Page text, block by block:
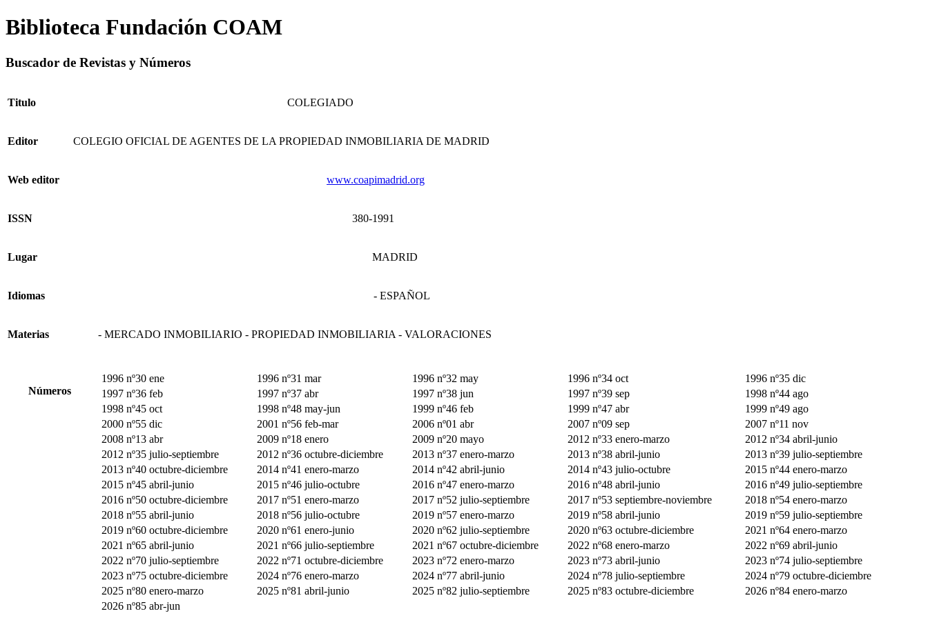
Biblioteca Fundación COAM
Buscador de Revistas y Números
Titulo COLEGIADO
Editor COLEGIO OFICIAL DE AGENTES DE LA PROPIEDAD INMOBILIARIA DE MADRID
Web editor www.coapimadrid.org
ISSN 380-1991
Lugar MADRID
Idiomas - ESPAÑOL
Materias - MERCADO INMOBILIARIO - PROPIEDAD INMOBILIARIA - VALORACIONES
Números
1996 nº30 ene 1996 nº31 mar 1996 nº32 may 1996 nº34 oct
1996 nº35 dic
1997 nº36 feb
1997 nº37 abr 1997 nº38 jun 1997 nº39 sep
1998 nº44 ago
1998 nº45 oct
1998 nº48 may-jun 1999 nº46 feb 1999 nº47 abr
1999 nº49 ago
2000 nº55 dic
2001 nº56 feb-mar 2006 nº01 abr 2007 nº09 sep
2007 nº11 nov
2008 nº13 abr
2009 nº18 enero 2009 nº20 mayo 2012 nº33 enero-marzo
2012 nº34 abril-junio
2012 nº35 julio-septiembre
2012 nº36 octubre-diciembre 2013 nº37 enero-marzo 2013 nº38 abril-junio
2013 nº39 julio-septiembre
2013 nº40 octubre-diciembre
2014 nº41 enero-marzo 2014 nº42 abril-junio 2014 nº43 julio-octubre
2015 nº44 enero-marzo
2015 nº45 abril-junio
2015 nº46 julio-octubre 2016 nº47 enero-marzo 2016 nº48 abril-junio
2016 nº49 julio-septiembre
2016 nº50 octubre-diciembre
2017 nº51 enero-marzo 2017 nº52 julio-septiembre 2017 nº53 septiembre-noviembre
2018 nº54 enero-marzo
2018 nº55 abril-junio
2018 nº56 julio-octubre 2019 nº57 enero-marzo 2019 nº58 abril-junio
2019 nº59 julio-septiembre
2019 nº60 octubre-diciembre
2020 nº61 enero-junio 2020 nº62 julio-septiembre 2020 nº63 octubre-diciembre
2021 nº64 enero-marzo
2021 nº65 abril-junio
2021 nº66 julio-septiembre 2021 nº67 octubre-diciembre 2022 nº68 enero-marzo
2022 nº69 abril-junio
2022 nº70 julio-septiembre
2022 nº71 octubre-diciembre 2023 nº72 enero-marzo 2023 nº73 abril-junio
2023 nº74 julio-septiembre
2023 nº75 octubre-diciembre
2024 nº76 enero-marzo 2024 nº77 abril-junio 2024 nº78 julio-septiembre
2024 nº79 octubre-diciembre
2025 nº80 enero-marzo
2025 nº81 abril-junio 2025 nº82 julio-septiembre 2025 nº83 octubre-diciembre
2026 nº84 enero-marzo
2026 nº85 abr-jun